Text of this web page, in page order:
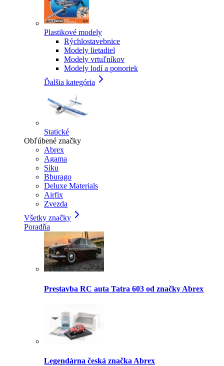
Plastikové modely
Rýchlostavebnice
Modely lietadiel
Modely vrtuľníkov
Modely lodí a ponoriek
Ďalšia kategória
Statické
Obľúbené značky
Abrex
Agama
Siku
Bburago
Deluxe Materials
Airfix
Zvezda
Všetky značky
Poradňa
Prestavba RC auta Tatra 603 od značky Abrex
Legendárna česká značka Abrex